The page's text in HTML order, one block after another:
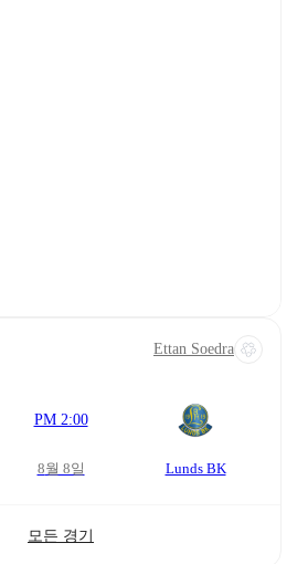
Ettan Soedra
PM 2:00
8월 8일 Lunds BK
모든 경기